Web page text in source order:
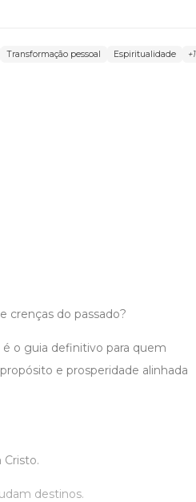
Transformação pessoal Espiritualidade
crenças do passado?
é o guia definitivo para quem
e prosperidade alinhada
Cristo.
destinos.